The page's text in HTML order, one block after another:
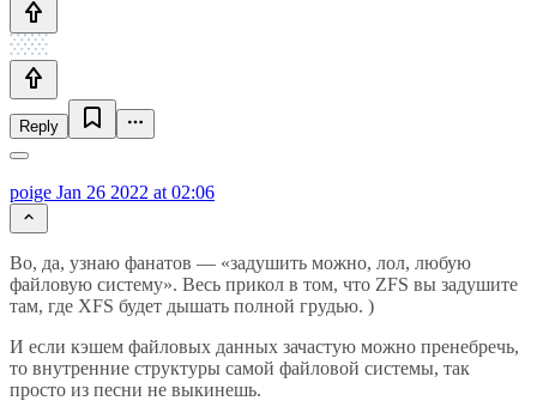
Reply
poige Jan 26 2022 at 02:06
Во, да, узнаю фанатов — «задушить можно, лол, любую
файловую систему». Весь прикол в том, что ZFS вы задушите
там, где XFS будет дышать полной грудью. )
И если кэшем файловых данных зачастую можно пренебречь,
то внутренние структуры самой файловой системы, так
просто из песни не выкинешь.